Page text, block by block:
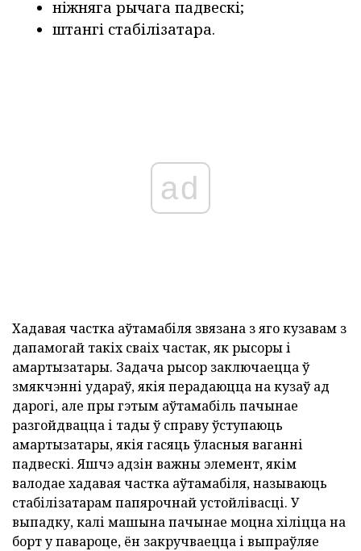
ніжняга рычага падвескі;
штангі стабілізатара.
ad
Хадавая частка аўтамабіля звязана з яго кузавам з
дапамогай такіх сваіх частак, як рысоры і
амартызатары. Задача рысор заключаецца ў
змякчэнні удараў, якія перадаюцца на кузаў ад
дарогі, але пры гэтым аўтамабіль пачынае
разгойдвацца і тады ў справу ўступаюць
амартызатары, якія гасяць ўласныя ваганні
падвескі. Яшчэ адзін важны элемент, якім
валодае хадавая частка аўтамабіля, называюць
стабілізатарам папярочнай устойлівасці. У
выпадку, калі машына пачынае моцна хіліцца на
борт у павароце, ён закручваецца і выпраўляе